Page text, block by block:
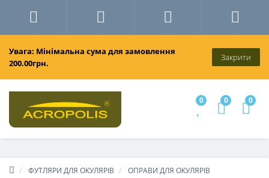
Увага: Мінімальна сума для замовлення
200.00грн.
Закрити
0 0 0
ФУТЛЯРИ ДЛЯ ОКУЛЯРІВ ОПРАВИ ДЛЯ ОКУЛЯРІВ